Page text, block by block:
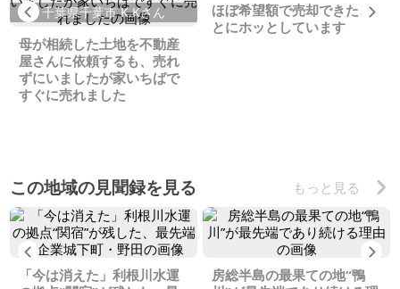
Previous
千葉県千葉市 K.Kさん
母が相続した土地を不動産
屋さんに依頼するも、売れ
ずにいましたが家いちばで
すぐに売れました
ほぼ希望額で売却できたこ
とにホッとしています
この地域の見聞録を見る もっと見る
Previous
「今は消えた」利根川水運
房総半島の最果ての地“鴨